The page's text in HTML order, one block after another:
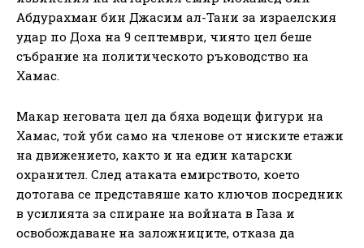
Абдурахман бин Джасим ал-Тани за израелския
удар по Доха на 9 септември, чиято цел беше
събрание на политическото ръководство на
Хамас.
Макар неговата цел да бяха водещи фигури на
Хамас, той уби само на членове от ниските етажи
на движението, както и на един катарски
охранител. След атаката емирството, което
дотогава се представяше като ключов посредник
в усилията за спиране на войната в Газа и
освобождаване на заложниците, отказа да